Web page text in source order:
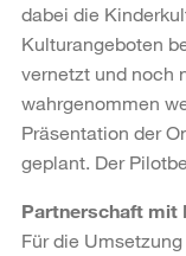
dabei die
Kulturangeboten
vernetzt und noch
wahrgenommen
Präsentation der
geplant. Der
Partnerschaft
Für die